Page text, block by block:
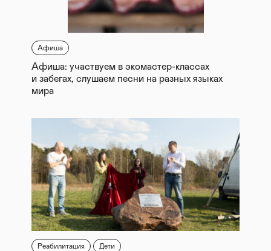
Афиша
Афиша: участвуем в экомастер-классах
и забегах, слушаем песни на разных языках
мира
Реабилитация Дети